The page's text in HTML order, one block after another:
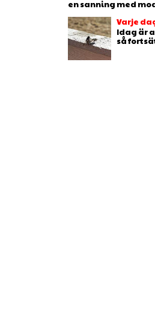
en sanning med
Varje
Idag är
så